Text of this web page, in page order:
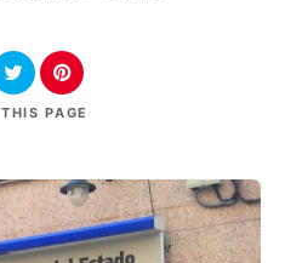
THIS PAGE